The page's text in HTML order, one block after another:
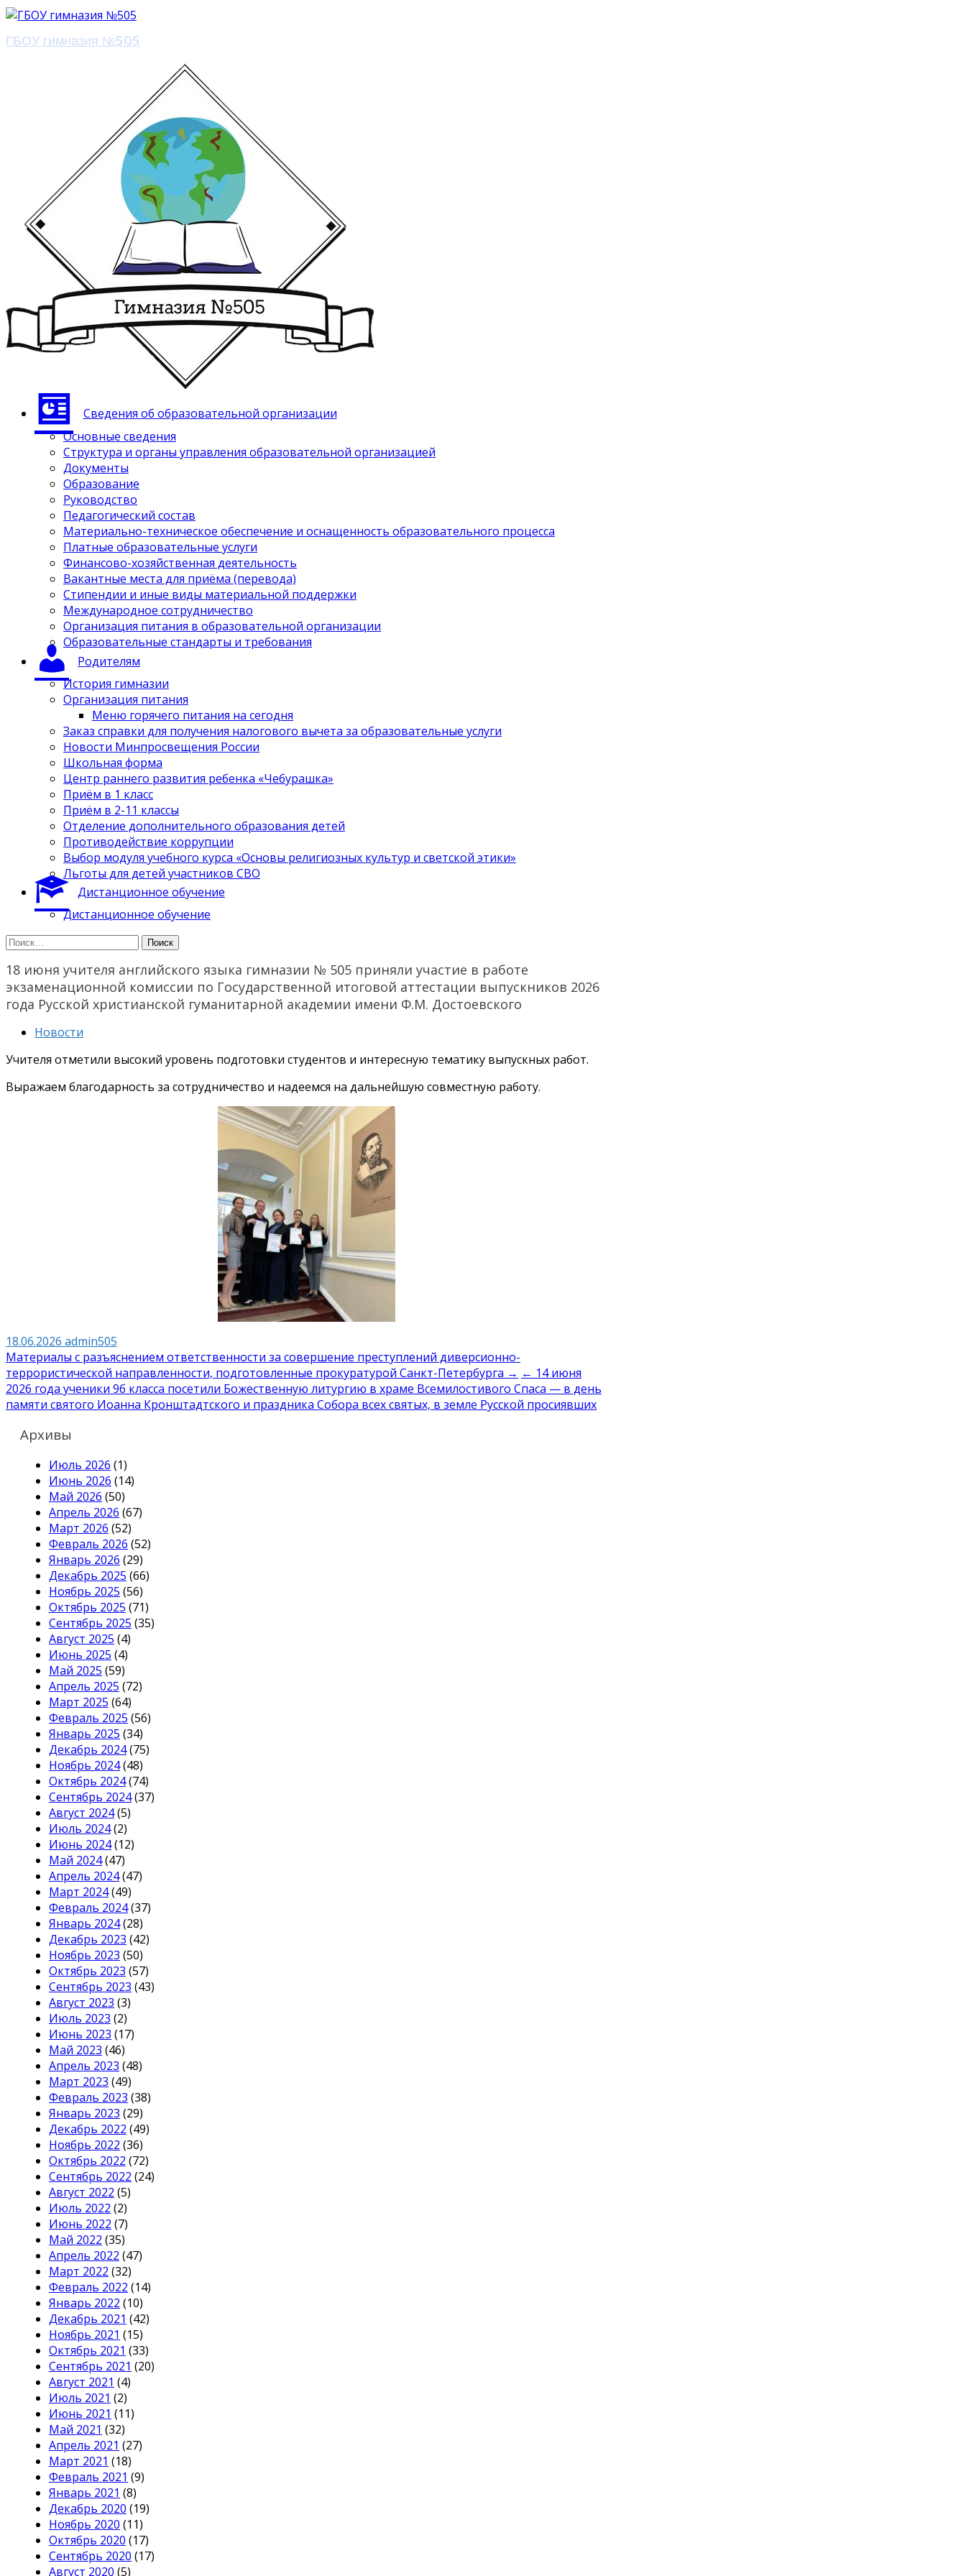
ГБОУ гимназия №505
Сведения об образовательной организации
Основные сведения
Структура и органы управления образовательной организацией
Документы
Образование
Руководство
Педагогический состав
Материально-техническое обеспечение и оснащенность образовательного процесса
Платные образовательные услуги
Финансово-хозяйственная деятельность
Вакантные места для приёма (перевода)
Стипендии и иные виды материальной поддержки
Международное сотрудничество
Организация питания в образовательной организации
Образовательные стандарты и требования
Родителям
История гимназии
Организация питания
Меню горячего питания на сегодня
Заказ справки для получения налогового вычета за образовательные услуги
Новости Минпросвещения России
Школьная форма
Центр раннего развития ребенка «Чебурашка»
Приём в 1 класс
Приём в 2-11 классы
Отделение дополнительного образования детей
Противодействие коррупции
Выбор модуля учебного курса «Основы религиозных культур и светской этики»
Льготы для детей участников СВО
Дистанционное обучение
Дистанционное обучение
Найти:
18 июня учителя английского языка гимназии № 505 приняли участие в работе
экзаменационной комиссии по Государственной итоговой аттестации выпускников 2026
года Русской христианской гуманитарной академии имени Ф.М. Достоевского
Новости
Учителя отметили высокий уровень подготовки студентов и интересную тематику выпускных работ.
Выражаем благодарность за сотрудничество и надеемся на дальнейшую совместную работу.
18.06.2026 admin505
Навигация
по
записям
Материалы c разъяснением ответственности за совершение преступлений диверсионно-
террористической направленности, подготовленные прокуратурой Санкт-Петербурга → ← 14 июня
2026 года ученики 9б класса посетили Божественную литургию в храме Всемилостивого Спаса — в день
памяти святого Иоанна Кронштадтского и праздника Собора всех святых, в земле Русской просиявших
Архивы
Июль 2026 (1)
Июнь 2026 (14)
Май 2026 (50)
Апрель 2026 (67)
Март 2026 (52)
Февраль 2026 (52)
Январь 2026 (29)
Декабрь 2025 (66)
Ноябрь 2025 (56)
Октябрь 2025 (71)
Сентябрь 2025 (35)
Август 2025 (4)
Июнь 2025 (4)
Май 2025 (59)
Апрель 2025 (72)
Март 2025 (64)
Февраль 2025 (56)
Январь 2025 (34)
Декабрь 2024(75)
Ноябрь 2024(48)
Октябрь 2024(74)
Сентябрь 2024(37)
Август 2024(5)
Июль 2024(2)
Июнь 2024(12)
Май 2024(47)
Апрель 2024(47)
Март 2024(49)
Февраль 2024(37)
Январь 2024(28)
Декабрь 2023 (42)
Ноябрь 2023 (50)
Октябрь 2023 (57)
Сентябрь 2023 (43)
Август 2023 (3)
Июль 2023 (2)
Июнь 2023 (17)
Май 2023 (46)
Апрель 2023 (48)
Март 2023 (49)
Февраль 2023 (38)
Январь 2023 (29)
Декабрь 2022 (49)
Ноябрь 2022 (36)
Октябрь 2022 (72)
Сентябрь 2022 (24)
Август 2022 (5)
Июль 2022 (2)
Июнь 2022 (7)
Май 2022 (35)
Апрель 2022 (47)
Март 2022 (32)
Февраль 2022 (14)
Январь 2022 (10)
Декабрь 2021 (42)
Ноябрь 2021 (15)
Октябрь 2021 (33)
Сентябрь 2021 (20)
Август 2021 (4)
Июль 2021 (2)
Июнь 2021 (11)
Май 2021 (32)
Апрель 2021 (27)
Март 2021 (18)
Февраль 2021 (9)
Январь 2021 (8)
Декабрь 2020 (19)
Ноябрь 2020 (11)
Октябрь 2020 (17)
Сентябрь 2020 (17)
Август 2020 (5)